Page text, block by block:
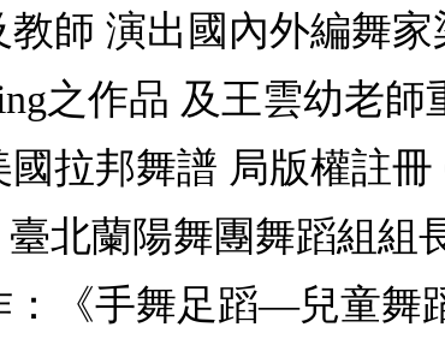
師 演出國內外編舞
之作品 及王雲幼老
拉邦舞譜 局版權註冊
北蘭陽舞團舞蹈組組
《手舞足蹈—兒童舞